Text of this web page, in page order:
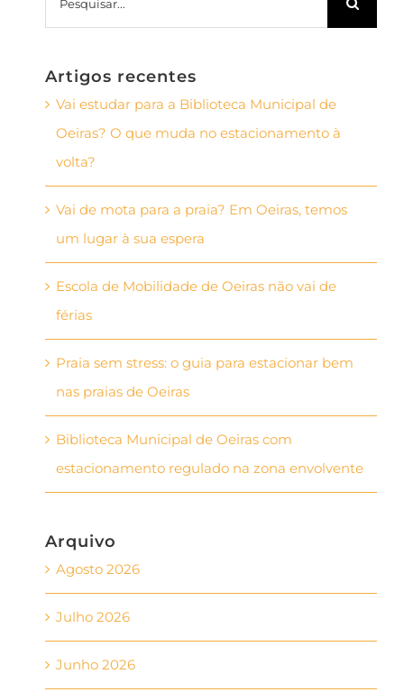
Artigos recentes
Vai estudar para a Biblioteca Municipal de
Oeiras? O que muda no estacionamento à
volta?
Vai de mota para a praia? Em Oeiras, temos
um lugar à sua espera
Escola de Mobilidade de Oeiras não vai de
férias
Praia sem stress: o guia para estacionar bem
nas praias de Oeiras
Biblioteca Municipal de Oeiras com
estacionamento regulado na zona envolvente
Arquivo
Agosto 2026
Julho 2026
Junho 2026